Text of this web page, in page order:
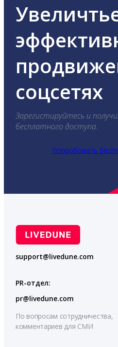
соцсетях
Зарегистируйтесь и
бесплатного доступа.
Попробовать
support@livedune.com
PR-отдел:
pr@livedune.com
По вопросам сотрудничества,
комментариев для СМИ